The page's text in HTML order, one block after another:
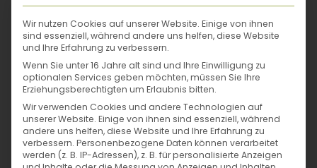
Juteschnur ein
Makramee-Netz.
Einfache Anleitungen
findest du überall im
Internet (z. B.HIER). Stelle
nun das zukünftige
Pflanzgefäß hinein und
pass auf, dass es nicht
durchrutschen und
Wir nutzen Cookies auf unserer Website. Einige von ihnen
sind essenziell, während andere uns helfen, diese Website
und Ihre Erfahrung zu verbessern.
Wenn Sie unter 16 Jahre alt sind und Ihre Einwilligung zu
optionalen Services geben möchten, müssen Sie Ihre
Erziehungsberechtigten um Erlaubnis bitten.
Wir verwenden Cookies und andere Technologien auf
unserer Website. Einige von ihnen sind essenziell, während
andere uns helfen, diese Website und Ihre Erfahrung zu
verbessern. Personenbezogene Daten können verarbeitet
werden (z. B. IP-Adressen), z. B. für personalisierte Anzeigen